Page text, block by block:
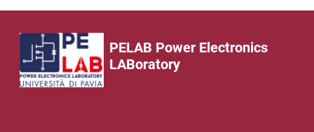
PELAB Power Electronics
LABoratory